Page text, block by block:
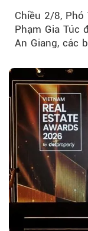
Chiều 2/8,
Phạm Gia Túc
An Giang, các